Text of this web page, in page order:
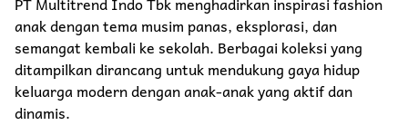
anak dengan tema musim panas, eksplorasi, dan
semangat kembali ke sekolah. Berbagai koleksi yang
ditampilkan dirancang untuk mendukung gaya hidup
keluarga modern dengan anak-anak yang aktif dan
dinamis.